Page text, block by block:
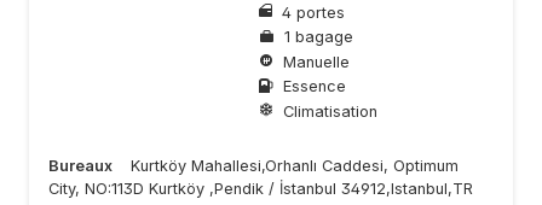
4 portes
1 bagage
Manuelle
Essence
Climatisation
Bureaux
Kurtköy Mahallesi,Orhanlı Caddesi, Optimum
City, NO:113D Kurtköy ,Pendik / İstanbul 34912,Istanbul,TR